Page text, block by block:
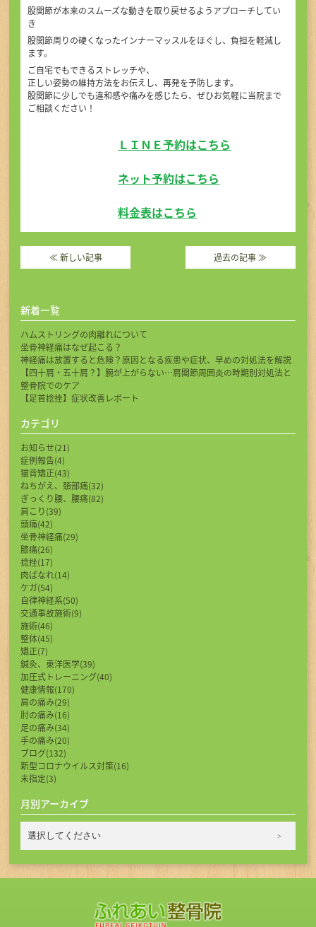
股関節が本来のスムーズな動きを取り戻せるようアプローチしてい
き
股関節周りの硬くなったインナーマッスルをほぐし、負担を軽減し
ます。
ご自宅でもできるストレッチや、
正しい姿勢の維持方法をお伝えし、再発を予防します。
股関節に少しでも違和感や痛みを感じたら、ぜひお気軽に当院まで
ご相談ください！
ＬＩＮＥ予約はこちら
ネット予約はこちら
料金表はこちら
≪新しい記事 過去の記事≫
新着一覧
ハムストリングの肉離れについて
坐骨神経痛はなぜ起こる？
神経痛は放置すると危険？原因となる疾患や症状、早めの対処法を解説
【四十肩・五十肩？】腕が上がらない…肩関節周囲炎の時期別対処法と
整骨院でのケア
【足首捻挫】症状改善レポート
カテゴリ
お知らせ(21)
症例報告(4)
猫背矯正(43)
ねちがえ、頚部痛(32)
ぎっくり腰、腰痛(82)
肩こり(39)
頭痛(42)
坐骨神経痛(29)
膝痛(26)
捻挫(17)
肉ばなれ(14)
ケガ(54)
自律神経系(50)
交通事故施術(9)
施術(46)
整体(45)
矯正(7)
鍼灸、東洋医学(39)
加圧式トレーニング(40)
健康情報(170)
肩の痛み(29)
肘の痛み(16)
足の痛み(34)
手の痛み(20)
ブログ(132)
新型コロナウイルス対策(16)
未指定(3)
月別アーカイブ